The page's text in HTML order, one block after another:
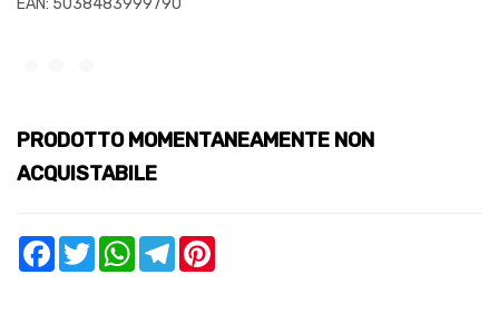
EAN: 5038483999790
PRODOTTO MOMENTANEAMENTE NON
ACQUISTABILE
FacebookTwitter WhatsAppTelegram